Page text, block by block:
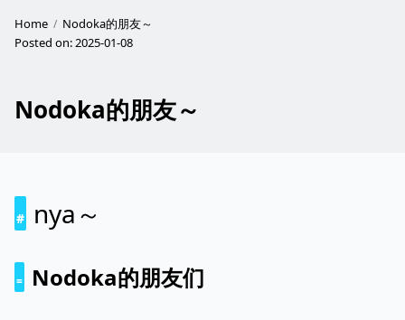
Home
Nodoka的朋友～
Posted on:2025-01-08
Nodoka的朋友～
nya～
Nodoka的朋友们